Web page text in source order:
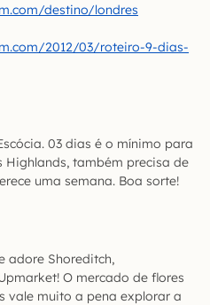
destino/londres
2012/03/roteiro-9-dias-
03 dias é o mínimo para
Highlands, também precisa de
uma semana. Boa sorte!
adore Shoreditch,
O mercado de flores
vale muito a pena explorar a